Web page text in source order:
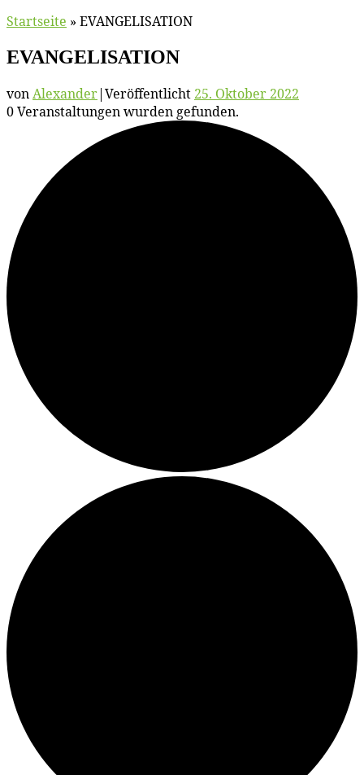
Startseite » EVANGELISATION
EVANGELISATION
vonAlexander|Veröffentlicht 25. Oktober 2022
0 Ver­an­stal­tun­gen wur­den gefunden.